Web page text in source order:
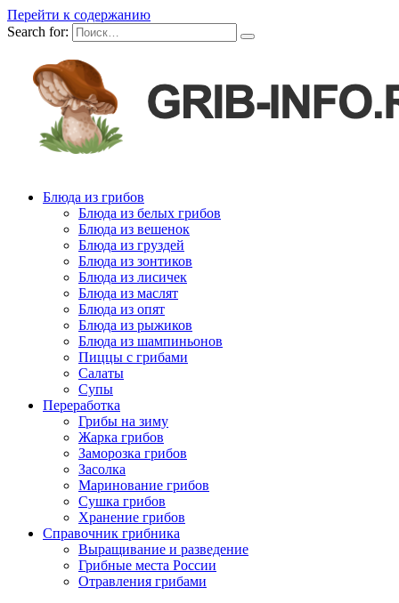
Перейти к содержанию
Search for:
Блюда из грибов
Блюда из белых грибов
Блюда из вешенок
Блюда из груздей
Блюда из зонтиков
Блюда из лисичек
Блюда из маслят
Блюда из опят
Блюда из рыжиков
Блюда из шампиньонов
Пиццы с грибами
Салаты
Супы
Переработка
Грибы на зиму
Жарка грибов
Заморозка грибов
Засолка
Маринование грибов
Сушка грибов
Хранение грибов
Справочник грибника
Выращивание и разведение
Грибные места России
Отравления грибами